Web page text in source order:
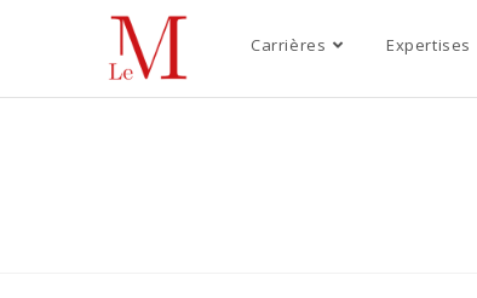
Carrières Expertises